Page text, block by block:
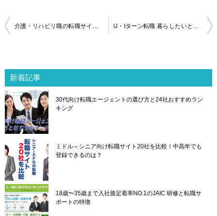
投
稿
ゲ
ー
シ
ョ
ン
介護・リハビリ職の転職サイト8社を厳選比較！選んではいけないサイトの特徴は？ U・Iターン転職 暮らしたいところで思いっきり楽しく働く
新着記事
30代向け転職エージェントの選び方と24社おすすめラン
キング
ミドル～シニア向け転職サイト20社を比較！中高年でも
登録できるのは？
18歳〜35歳まで入社後定着率NO.1のJAIC 研修と転職サ
ポートの特徴